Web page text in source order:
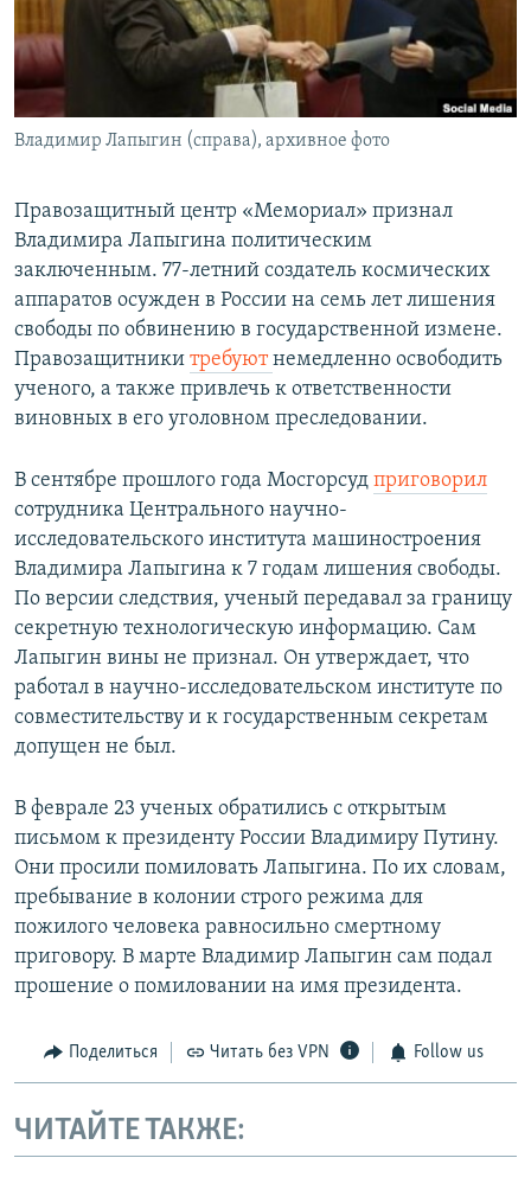
ПОБЕДИТЕЛЕЙ НЕ СУДЯТ?
КРЫМ.НЕПОКОРЕННЫЙ
УКРАИНСКАЯ ПРОБЛЕМА КРЫМА
ПРИСОЕДИНЯЙТЕСЬ!
Владимир Лапыгин (справа), архивное фото
Правозащитный центр «Мемориал» признал
Владимира Лапыгина политическим
заключенным. 77-летний создатель космических
аппаратов осужден в России на семь лет лишения
свободы по обвинению в государственной измене.
Правозащитники требуютнемедленно освободить
ученого, а также привлечь к ответственности
виновных в его уголовном преследовании.
В сентябре прошлого года Мосгорсуд приговорил
сотрудника Центрального научно-
исследовательского института машиностроения
Владимира Лапыгина к 7 годам лишения свободы.
По версии следствия, ученый передавал за границу
секретную технологическую информацию. Сам
Лапыгин вины не признал. Он утверждает, что
работал в научно-исследовательском институте по
совместительству и к государственным секретам
допущен не был.
В феврале 23 ученых обратились с открытым
письмом к президенту России Владимиру Путину.
Они просили помиловать Лапыгина. По их словам,
пребывание в колонии строго режима для
пожилого человека равносильно смертному
приговору. В марте Владимир Лапыгин сам подал
прошение о помиловании на имя президента.
Поделиться Читать без VPN Follow us
ЧИТАЙТЕ ТАКЖЕ: